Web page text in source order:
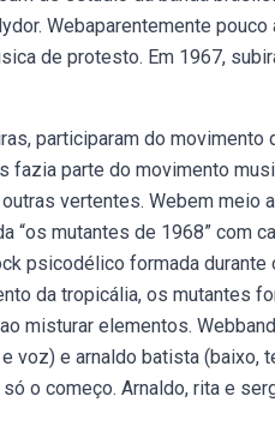
Webaparentemente
de protesto. Em 1967,
participaram do movimento
parte do movimento
vertentes. Webem meio
mutantes de 1968” com
psicodélico formada
da tropicália, os mutantes
misturar elementos.
voz) e arnaldo batista (baixo,
o começo. Arnaldo, rita e